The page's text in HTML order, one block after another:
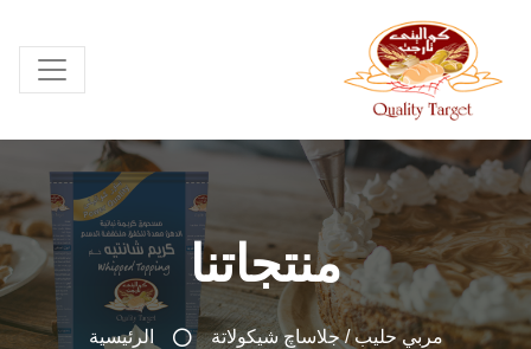
منتجاتنا
الرئيسية مربي حليب / جلاساچ شيكولاتة